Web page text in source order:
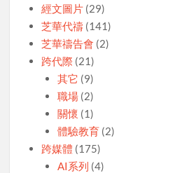
經文圖片 (29)
芝華代禱 (141)
芝華禱告會 (2)
跨代際 (21)
其它 (9)
職場(2)
關懷 (1)
體驗教育(2)
跨媒體 (175)
AI系列 (4)